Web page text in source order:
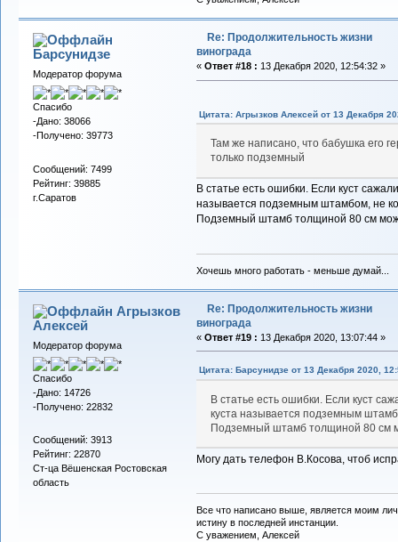
Барсунидзе
Модератор форума
Спасибо
-Дано: 38066
-Получено: 39773
Сообщений: 7499
Рейтинг: 39885
г.Саратов
Re: Продолжительность жизни
винограда
« Ответ #18 : 13 Декабря 2020, 12:54:32 »
Цитата: Агрызков Алексей от 13 Декабря
Там же написано, что бабушка его
только подземный
В статье есть ошибки. Если куст
называется подземным штамбом, не
Подземный штамб толщиной 80 см
Хочешь много работать - меньше думай...
Агрызков
Алексей
Модератор форума
Спасибо
-Дано: 14726
-Получено: 22832
Сообщений: 3913
Рейтинг: 22870
Ст-ца Вёшенская Ростовская
область
Re: Продолжительность жизни
винограда
« Ответ #19 : 13 Декабря 2020, 13:07:44 »
Цитата: Барсунидзе от 13 Декабря 2020,
В статье есть ошибки. Если куст
куста называется подземным
Подземный штамб толщиной 80 см
Могу дать телефон В.Косова, чтоб
Все что написано выше, является моим
истину в последней инстанции.
С уважением, Алексей